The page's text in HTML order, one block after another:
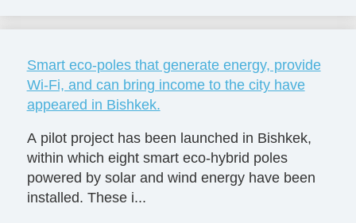
Smart eco-poles that generate energy, provide
Wi-Fi, and can bring income to the city have
appeared in Bishkek.
A pilot project has been launched in Bishkek,
within which eight smart eco-hybrid poles
powered by solar and wind energy have been
installed. These i...